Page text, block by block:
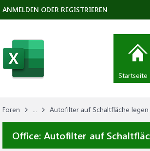
Foren ... Autofilter auf Schaltfläche legen
Office: Autofilter auf
ANMELDEN ODER REGISTRIEREN
Startseite